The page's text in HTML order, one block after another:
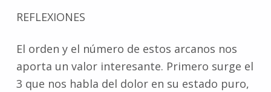
REFLEXIONES
El orden y el número de estos arcanos nos
aporta un valor interesante. Primero surge el
3 que nos habla del dolor en su estado puro,